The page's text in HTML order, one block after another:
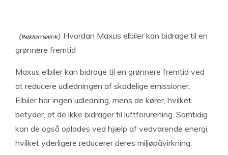
Hvordan Maxus elbiler kan bidrage til en
grønnere fremtid
Maxus elbiler kan bidrage til en grønnere fremtid ved
at reducere udledningen af skadelige emissioner.
Elbiler har ingen udledning, mens de kører, hvilket
betyder, at de ikke bidrager til luftforurening. Samtidig
kan de også oplades ved hjælp af vedvarende energi,
hvilket yderligere reducerer deres miljøpåvirkning.